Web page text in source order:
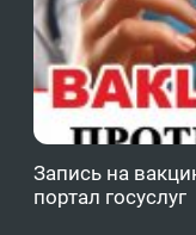
Запись на
портал госуслуг